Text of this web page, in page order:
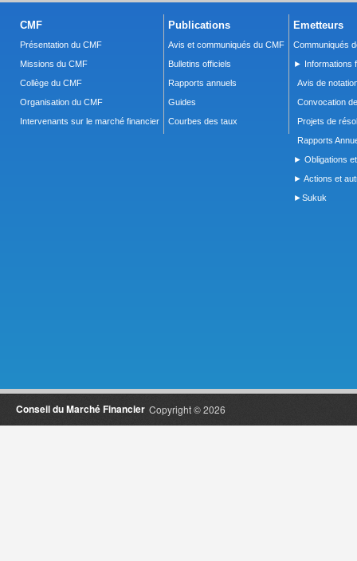
CMF
Présentation du CMF
Missions du CMF
Collège du CMF
Organisation du CMF
Intervenants sur le marché financier
Publications
Avis et communiqués du CMF
Bulletins officiels
Rapports annuels
Guides
Courbes des taux
Emetteurs
Communiqués
► Informations
Avis de
Convocation
Projets de
Rapports
► Obligations
► Actions et
►Sukuk
Copyright © 2026
Conseil du Marché Financier